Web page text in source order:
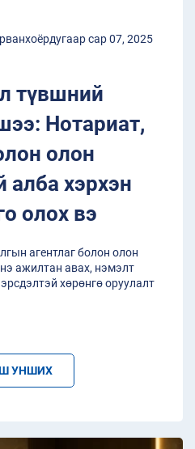
сар 07, 2025
түвшний
Нотариат,
олон
алба хэрхэн
олох вэ
агентлаг болон олон
ажилтан авах, нэмэлт
хөрөнгө оруулалт
УНШИХ